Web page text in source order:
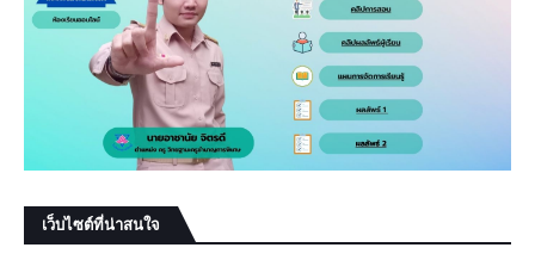
เว็บไซต์ที่น่าสนใจ